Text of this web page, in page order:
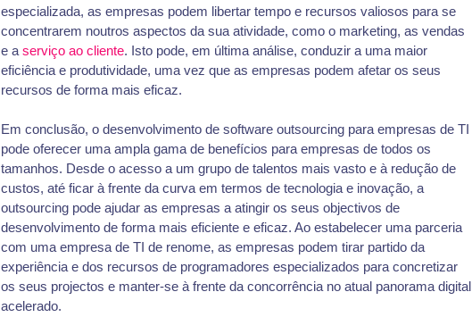
especializada, as empresas podem libertar tempo e recursos valiosos para se
concentrarem noutros aspectos da sua atividade, como o marketing, as vendas
e a serviço ao cliente. Isto pode, em última análise, conduzir a uma maior
eficiência e produtividade, uma vez que as empresas podem afetar os seus
recursos de forma mais eficaz.
Em conclusão, o desenvolvimento de software outsourcing para empresas de TI
pode oferecer uma ampla gama de benefícios para empresas de todos os
tamanhos. Desde o acesso a um grupo de talentos mais vasto e à redução de
custos, até ficar à frente da curva em termos de tecnologia e inovação, a
outsourcing pode ajudar as empresas a atingir os seus objectivos de
desenvolvimento de forma mais eficiente e eficaz. Ao estabelecer uma parceria
com uma empresa de TI de renome, as empresas podem tirar partido da
experiência e dos recursos de programadores especializados para concretizar
os seus projectos e manter-se à frente da concorrência no atual panorama digital
acelerado.